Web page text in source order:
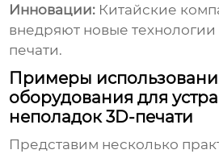
Инновации: Китайские
внедряют новые технологии
печати.
Примеры
оборудования для
неполадок 3D-печати
Представим несколько